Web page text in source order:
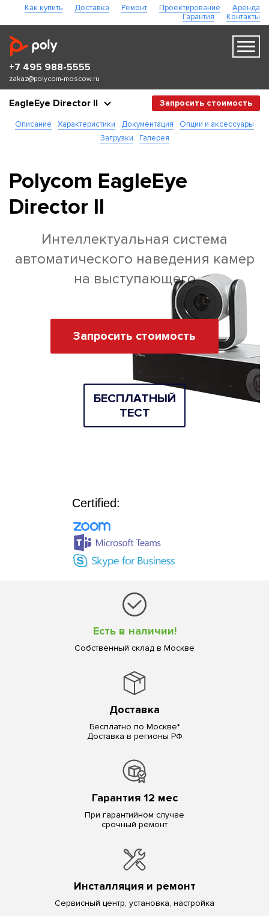
Как купить Доставка Ремонт Проектирование
Аренда
Гарантия
Контакты
+7 495 988-5555
zakaz@polycom-moscow.ru
EagleEye Director II
Описание Характеристики Документация
Опции и аксессуары
Загрузки
Галерея
Запросить стоимость
Polycom EagleEye
Director II
Интеллектуальная система
автоматического наведения камер
на выступающего
Запросить стоимость
БEСПЛАТНЫЙ
ТЕСТ
Certified:
Есть в наличии!
Собственный склад в Москве
Доставка
Бесплатно по Москве*
Доставка в регионы РФ
Гарантия 12 мес
При гарантийном случае
срочный ремонт
Инсталляция и ремонт
Сервисный центр, установка, настройка